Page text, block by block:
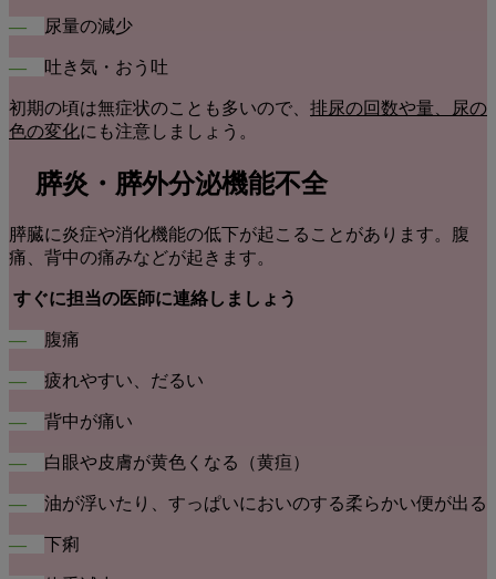
― 尿量の減少
― 吐き気・おう吐
初期の頃は無症状のことも多いので、 排尿の回数や量、尿の
色の変化にも注意しましょう。
膵炎・膵外分泌機能不全
膵臓に炎症や消化機能の低下が起こることがあります。腹
痛、背中の痛みなどが起きます。
すぐに担当の医師に連絡しましょう
― 腹痛
― 疲れやすい、だるい
― 背中が痛い
― 白眼や皮膚が黄色くなる（黄疸）
― 油が浮いたり、すっぱいにおいのする柔らかい便が出る
― 下痢